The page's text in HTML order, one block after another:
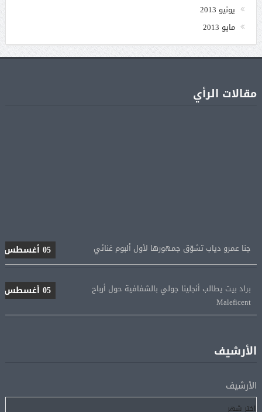
يونيو 2013
مايو 2013
مقالات الرأي
Maleficent
لإتمام انتقاله إلى طرابزون سبور
الأرشيف
الأرشيف